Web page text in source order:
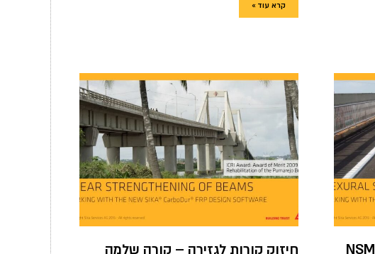
קרא עוד »
חיזוק קורות לכפיפה באמצעות NSM חיזוק קורות לגזירה – קורה שלמה